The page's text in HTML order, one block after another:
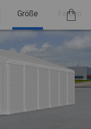
Größe Farben